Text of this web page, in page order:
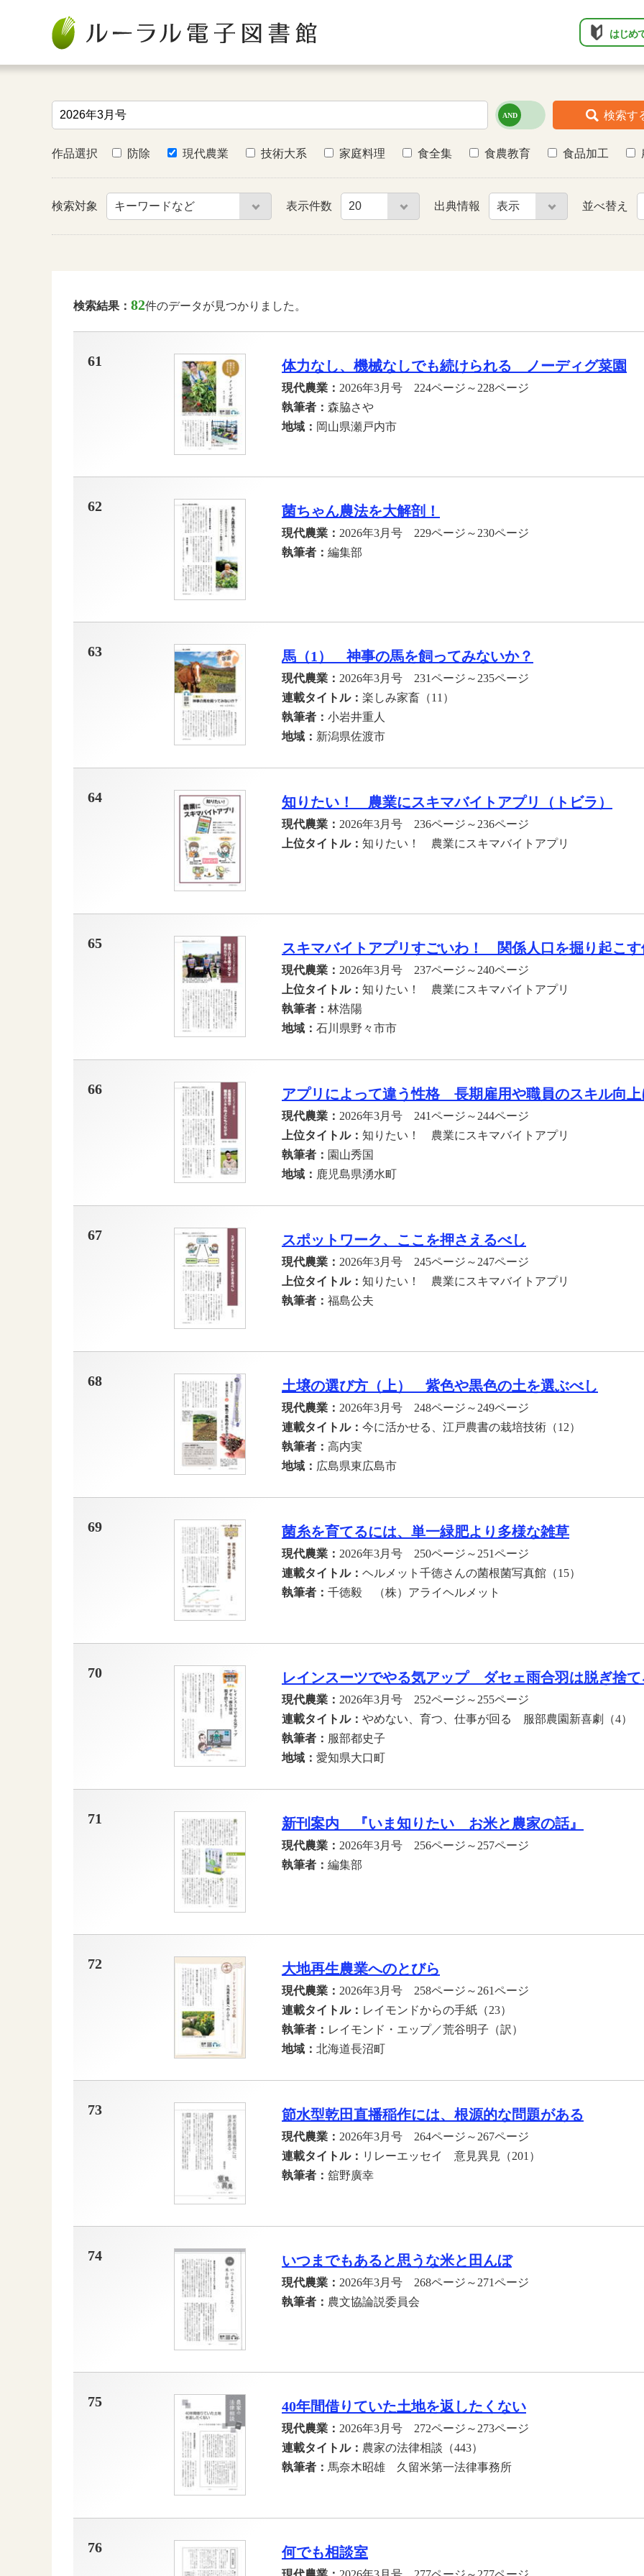
はじめ
検索す
作品選択 防除 現代農業 技術大系 家庭料理 食全集 食農教育 食品加工
検索対象 表示件数 出典情報 並べ替え
検索結果： 82件のデータが見つかりました。
61 体力なし、機械なしでも続けられる ノーディグ菜園
現代農業： 2026年3月号 224ページ～228ページ
執筆者： 森脇さや
地域： 岡山県瀬戸内市
62 菌ちゃん農法を大解剖！
現代農業： 2026年3月号 229ページ～230ページ
執筆者： 編集部
63 馬（1） 神事の馬を飼ってみないか？
現代農業： 2026年3月号 231ページ～235ページ
連載タイトル： 楽しみ家畜（11）
執筆者： 小岩井重人
地域： 新潟県佐渡市
64 知りたい！ 農業にスキマバイトアプリ（トビラ）
現代農業： 2026年3月号 236ページ～236ページ
上位タイトル： 知りたい！ 農業にスキマバイトアプリ
65 スキマバイトアプリすごいわ！ 関係人口を掘り起こす
現代農業： 2026年3月号 237ページ～240ページ
上位タイトル： 知りたい！ 農業にスキマバイトアプリ
執筆者： 林浩陽
地域： 石川県野々市市
66 アプリによって違う性格 長期雇用や職員のスキル向上
現代農業： 2026年3月号 241ページ～244ページ
上位タイトル： 知りたい！ 農業にスキマバイトアプリ
執筆者： 園山秀国
地域： 鹿児島県湧水町
67 スポットワーク、ここを押さえるべし
現代農業： 2026年3月号 245ページ～247ページ
上位タイトル： 知りたい！ 農業にスキマバイトアプリ
執筆者： 福島公夫
68 土壌の選び方（上） 紫色や黒色の土を選ぶべし
現代農業： 2026年3月号 248ページ～249ページ
連載タイトル： 今に活かせる、江戸農書の栽培技術（12）
執筆者： 高内実
地域： 広島県東広島市
69 菌糸を育てるには、単一緑肥より多様な雑草
現代農業： 2026年3月号 250ページ～251ページ
連載タイトル： ヘルメット千徳さんの菌根菌写真館（15）
執筆者： 千徳毅 （株）アライヘルメット
70 レインスーツでやる気アップ ダセェ雨合羽は脱ぎ捨て
現代農業： 2026年3月号 252ページ～255ページ
連載タイトル： やめない、育つ、仕事が回る 服部農園新喜劇（4）
執筆者： 服部都史子
地域： 愛知県大口町
71 新刊案内 『いま知りたい お米と農家の話』
現代農業： 2026年3月号 256ページ～257ページ
執筆者： 編集部
72 大地再生農業へのとびら
現代農業： 2026年3月号 258ページ～261ページ
連載タイトル： レイモンドからの手紙（23）
執筆者： レイモンド・エップ／荒谷明子（訳）
地域： 北海道長沼町
73 節水型乾田直播稲作には、根源的な問題がある
現代農業： 2026年3月号 264ページ～267ページ
連載タイトル： リレーエッセイ 意見異見（201）
執筆者： 舘野廣幸
74 いつまでもあると思うな米と田んぼ
現代農業： 2026年3月号 268ページ～271ページ
執筆者： 農文協論説委員会
75 40年間借りていた土地を返したくない
現代農業： 2026年3月号 272ページ～273ページ
連載タイトル： 農家の法律相談（443）
執筆者： 馬奈木昭雄 久留米第一法律事務所
76 何でも相談室